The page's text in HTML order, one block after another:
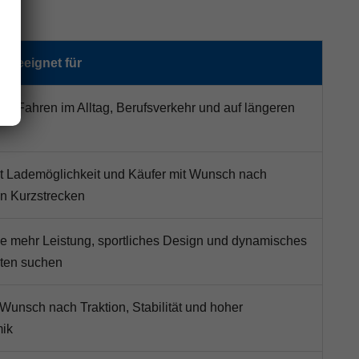
geeignet für
Fahren im Alltag, Berufsverkehr und auf längeren
Lademöglichkeit und Käufer mit Wunsch nach
Kurzstrecken
mehr Leistung, sportliches Design und dynamisches
suchen
nach Traktion, Stabilität und hoher